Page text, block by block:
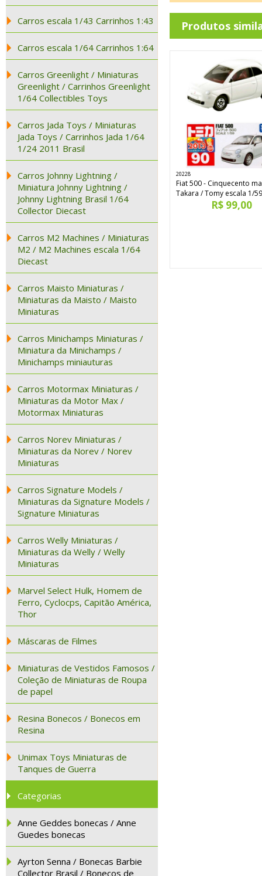
Carros escala 1/43 Carrinhos 1:43
Carros escala 1/64 Carrinhos 1:64
Carros Greenlight / Miniaturas
Greenlight / Carrinhos Greenlight
1/64 Collectibles Toys
Carros Jada Toys / Miniaturas
Jada Toys / Carrinhos Jada 1/64
1/24 2011 Brasil
Carros Johnny Lightning /
Miniatura Johnny Lightning /
Johnny Lightning Brasil 1/64
Collector Diecast
Carros M2 Machines / Miniaturas
M2 / M2 Machines escala 1/64
Diecast
Carros Maisto Miniaturas /
Miniaturas da Maisto / Maisto
Miniaturas
Carros Minichamps Miniaturas /
Miniatura da Minichamps /
Minichamps miniauturas
Carros Motormax Miniaturas /
Miniaturas da Motor Max /
Motormax Miniaturas
Carros Norev Miniaturas /
Miniaturas da Norev / Norev
Miniaturas
Carros Signature Models /
Miniaturas da Signature Models /
Signature Miniaturas
Carros Welly Miniaturas /
Miniaturas da Welly / Welly
Miniaturas
Marvel Select Hulk, Homem de
Ferro, Cyclocps, Capitão América,
Thor
Máscaras de Filmes
Miniaturas de Vestidos Famosos /
Coleção de Miniaturas de Roupa
de papel
Resina Bonecos / Bonecos em
Resina
Unimax Toys Miniaturas de
Tanques de Guerra
Categorias
Anne Geddes bonecas / Anne
Guedes bonecas
Ayrton Senna / Bonecas Barbie
Collector Brasil / Bonecos de
Produtos
20228
Fiat 500 - Cinquecento
Takara / Tomy escala 1/59
R$ 99,00